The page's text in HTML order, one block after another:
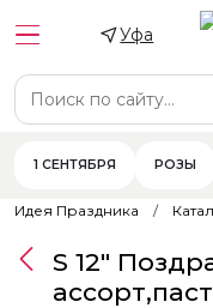
Уфа
1 СЕНТЯБРЯ РОЗЫ
Идея Праздника
S 12"